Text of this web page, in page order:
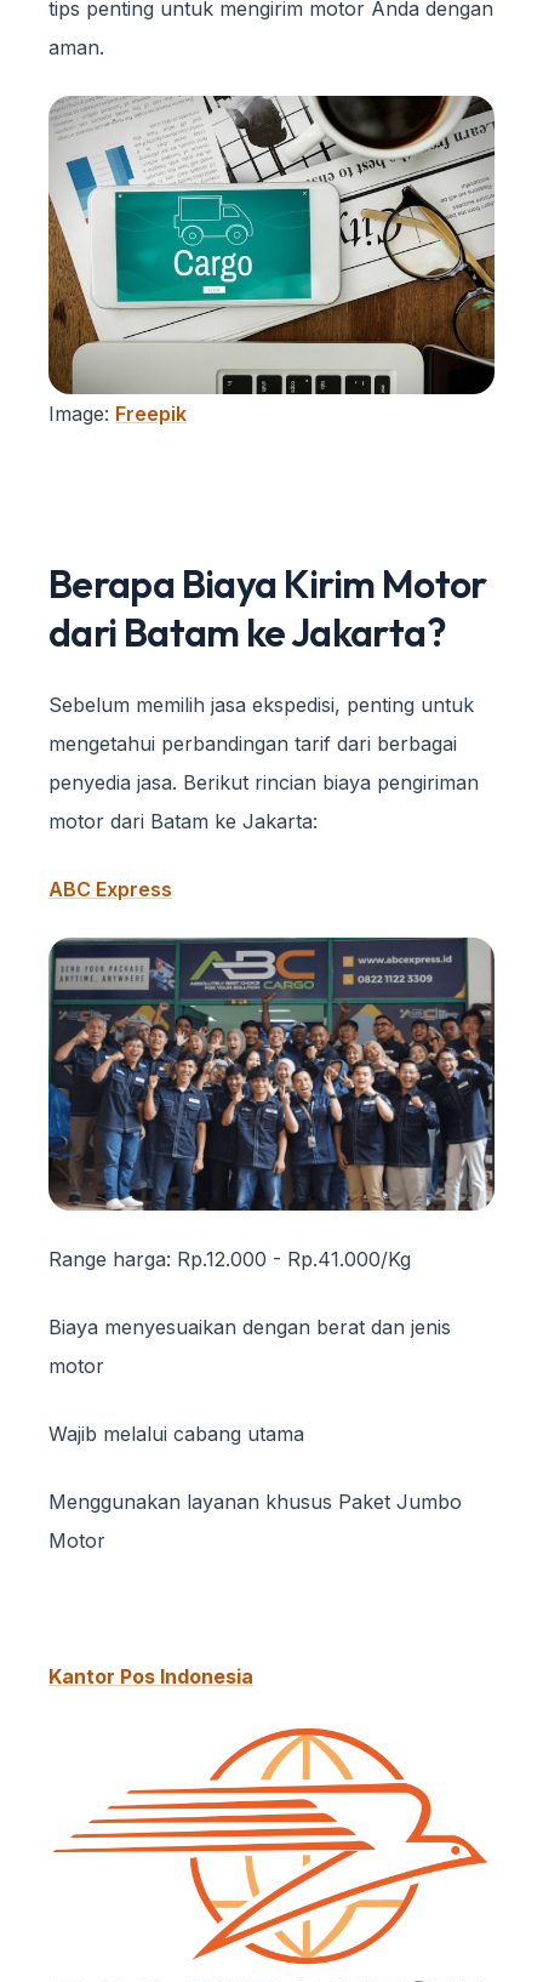
tips penting untuk mengirim motor Anda dengan
aman.
Image: Freepik
Berapa Biaya Kirim Motor
dari Batam ke Jakarta?
Sebelum memilih jasa ekspedisi, penting untuk
mengetahui perbandingan tarif dari berbagai
penyedia jasa. Berikut rincian biaya pengiriman
motor dari Batam ke Jakarta:
ABC Express
Range harga: Rp.12.000 - Rp.41.000/Kg
Biaya menyesuaikan dengan berat dan jenis
motor
Wajib melalui cabang utama
Menggunakan layanan khusus Paket Jumbo
Motor
Kantor Pos Indonesia